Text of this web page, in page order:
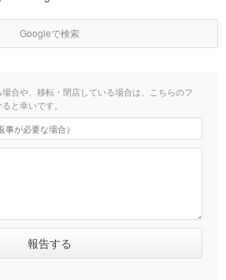
Googleで検索
合や、移転・閉店している場合は、こちらのフ
と幸いです。